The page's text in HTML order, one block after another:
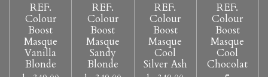
REF.
Colour
Boost
Masque
Vanilla
Blonde
REF.
Colour
Boost
Masque
Sandy
Blonde
REF.
Colour
Boost
Masque
Cool
Silver Ash
REF.
Colour
Boost
Masque
Cool
Chocolat